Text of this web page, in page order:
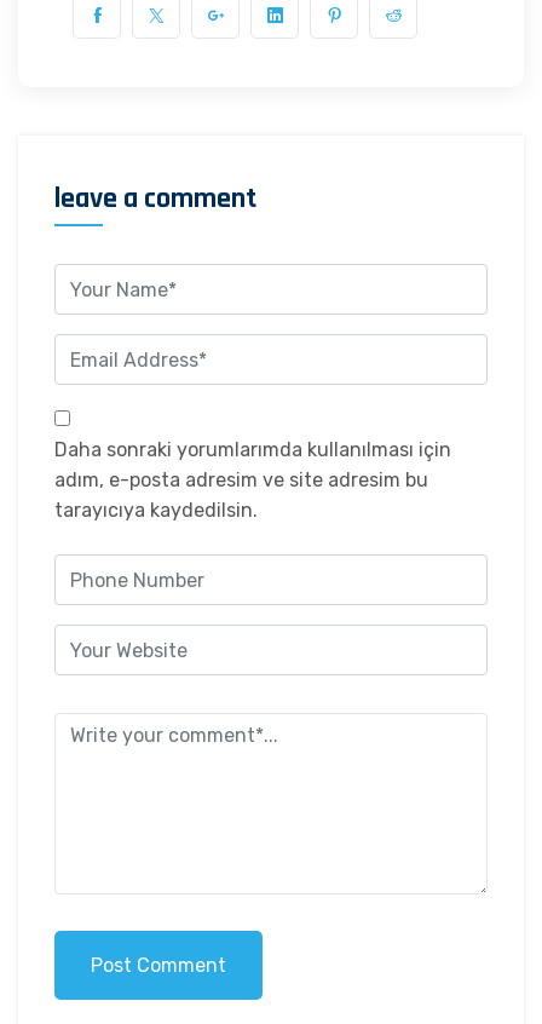
leave a comment
Daha sonraki yorumlarımda kullanılması için
adım, e-posta adresim ve site adresim bu
tarayıcıya kaydedilsin.
Post Comment